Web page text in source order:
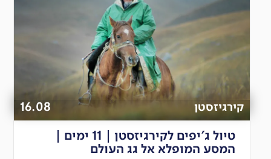
קירגיזסטן 16.08
טיול ג'יפים לקירגיזסטן | 11 ימים |
המסע המופלא אל גג העולם